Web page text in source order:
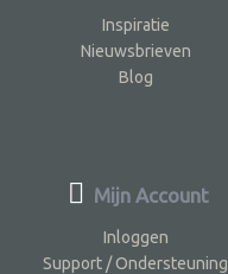
Inspiratie
Nieuwsbrieven
Blog
Mijn Account
Inloggen
Support / Ondersteuning